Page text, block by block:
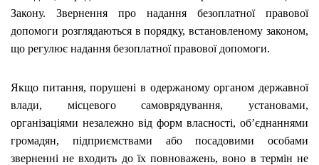
Закону. Звернення про надання безоплатної правової
допомоги розглядаються в порядку, встановленому законом,
що регулює надання безоплатної правової допомоги.
Якщо питання, порушені в одержаному органом державної
влади, місцевого самоврядування, установами,
організаціями незалежно від форм власності, об’єднаннями
громадян, підприємствами або посадовими особами
зверненні не входить до їх повноважень, воно в термін не